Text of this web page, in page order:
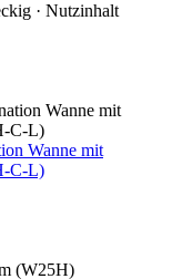
· Nutzinhalt
Wanne mit
C-L)